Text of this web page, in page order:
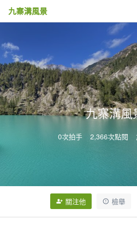
九寨溝風景
九寨溝風
0次拍手 2,366次點閱
關注他 檢舉